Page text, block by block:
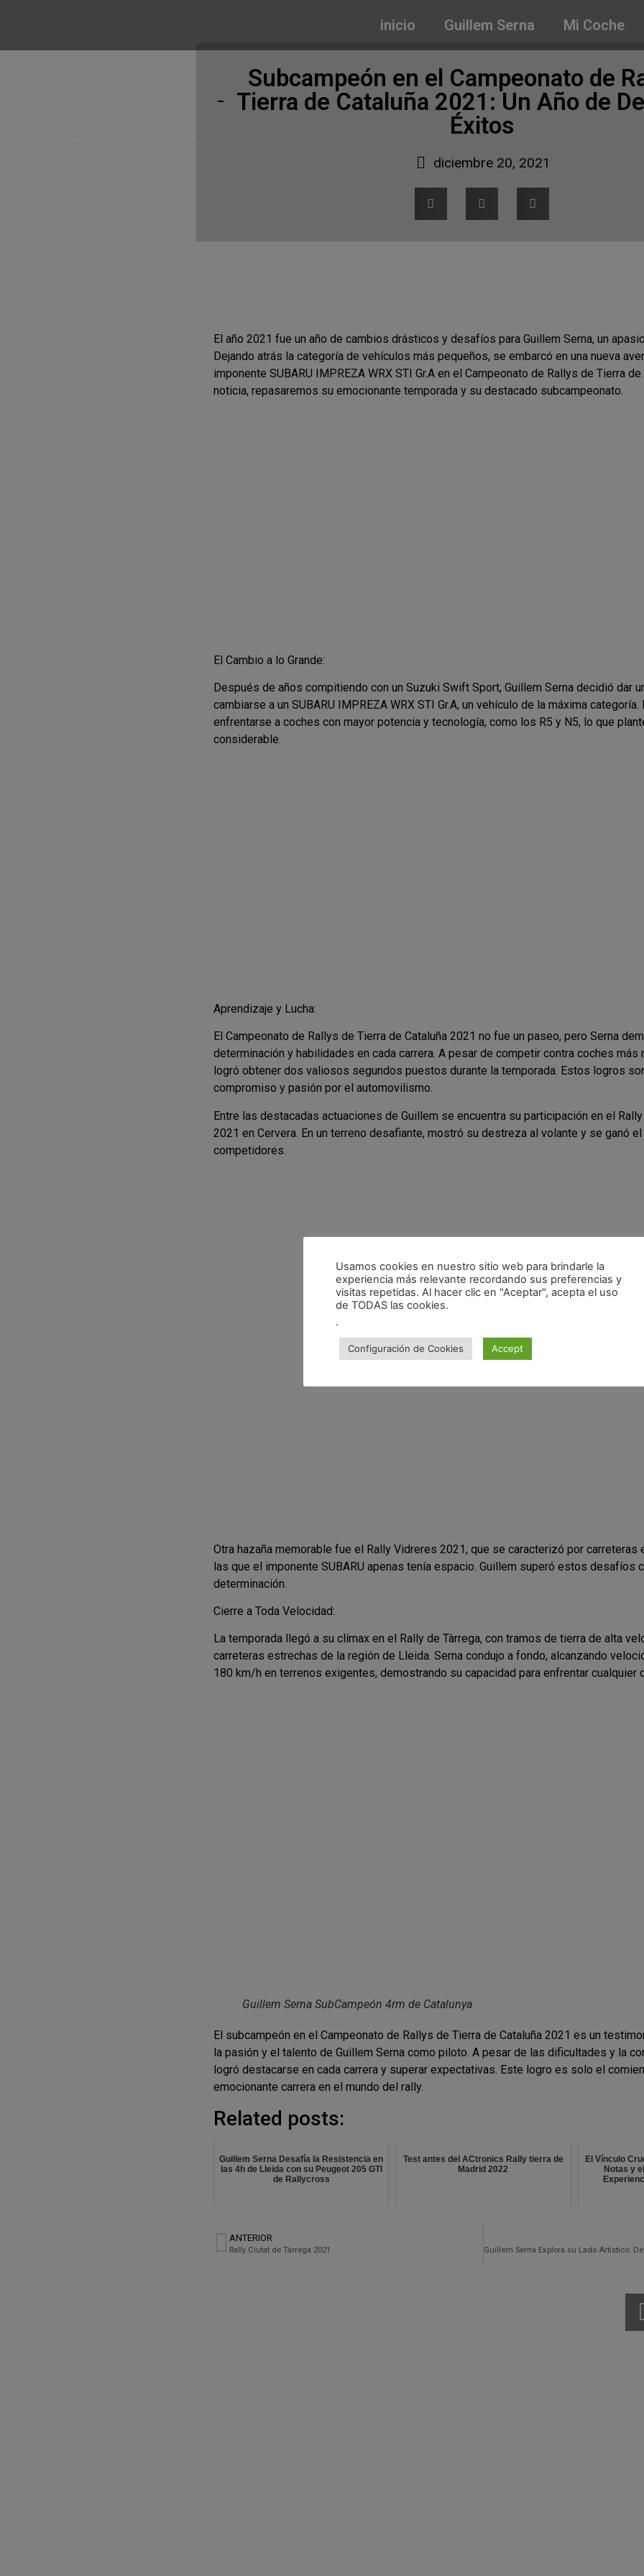
inicio Guillem Serna Mi Coche
Subcampeón en el Campeonato de
Tierra de Cataluña 2021: Un Año de
Éxitos
diciembre 20, 2021
El año 2021 fue un año de cambios drásticos y desafíos para Guillem Serna, un
Dejando atrás la categoría de vehículos más pequeños, se embarcó en una nueva
imponente SUBARU IMPREZA WRX STI Gr.A en el Campeonato de Rallys de Tierra de
noticia, repasaremos su emocionante temporada y su destacado subcampeonato.
El Cambio a lo Grande:
Después de años compitiendo con un Suzuki Swift Sport, Guillem Serna decidió dar
cambiarse a un SUBARU IMPREZA WRX STI Gr.A, un vehículo de la máxima
enfrentarse a coches con mayor potencia y tecnología, como los R5 y N5, lo que
considerable.
Aprendizaje y Lucha:
El Campeonato de Rallys de Tierra de Cataluña 2021 no fue un paseo, pero Serna
determinación y habilidades en cada carrera. A pesar de competir contra coches más
logró obtener dos valiosos segundos puestos durante la temporada. Estos logros
compromiso y pasión por el automovilismo.
Entre las destacadas actuaciones de Guillem se encuentra su participación en el
2021 en Cervera. En un terreno desafiante, mostró su destreza al volante y se ganó
competidores.
Otra hazaña memorable fue el Rally Vidreres 2021, que se caracterizó por carreteras
las que el imponente SUBARU apenas tenía espacio. Guillem superó estos desafíos
determinación.
Cierre a Toda Velocidad:
La temporada llegó a su clímax en el Rally de Tàrrega, con tramos de tierra de alta
carreteras estrechas de la región de Lleida. Serna condujo a fondo, alcanzando
180 km/h en terrenos exigentes, demostrando su capacidad para enfrentar cualquier
Guillem Serna SubCampeón 4rm de Catalunya
El subcampeón en el Campeonato de Rallys de Tierra de Cataluña 2021 es un
la pasión y el talento de Guillem Serna como piloto. A pesar de las dificultades y la
logró destacarse en cada carrera y superar expectativas. Este logro es solo el
emocionante carrera en el mundo del rally.
Related posts:
Guillem Serna Desafía la Resistencia en
las 4h de Lleida con su Peugeot 205 GTI
de Rallycross
Test antes del ACtronics Rally tierra de
Madrid 2022
El Vínculo
Notas y
ANTERIOR
Rally Ciutat de Tàrrega 2021
Usamos cookies en nuestro sitio web para brindarle la
experiencia más relevante recordando sus preferencias y
visitas repetidas. Al hacer clic en "Aceptar", acepta el uso
de TODAS las cookies.
.
Configuración de Cookies Accept